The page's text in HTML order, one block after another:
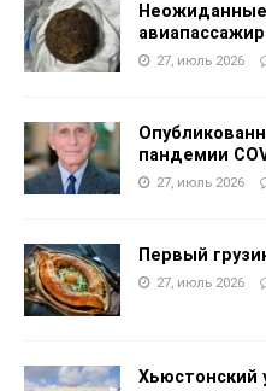
27, июль 2026
пандемии
27, июль 2026
Первый
27, июль 2026
Хьюстонский